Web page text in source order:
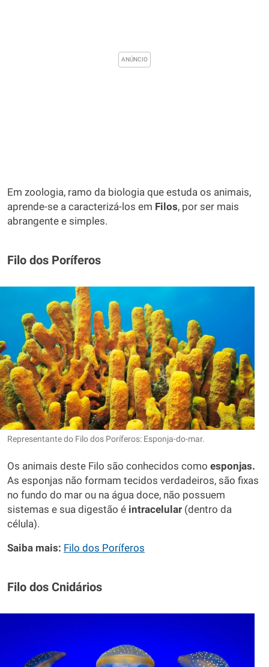
Em zoologia, ramo da biologia que estuda os animais,
aprende-se a caracterizá-los em Filos, por ser mais
abrangente e simples.
Filo dos Poríferos
Representante do Filo dos Poríferos: Esponja-do-mar.
Os animais deste Filo são conhecidos como esponjas.
As esponjas não formam tecidos verdadeiros, são fixas
no fundo do mar ou na água doce, não possuem
sistemas e sua digestão é intracelular (dentro da
célula).
Saiba mais: Filo dos Poríferos
Filo dos Cnidários